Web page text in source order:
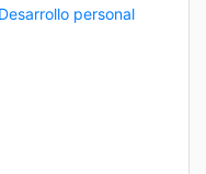
Desarrollo personal